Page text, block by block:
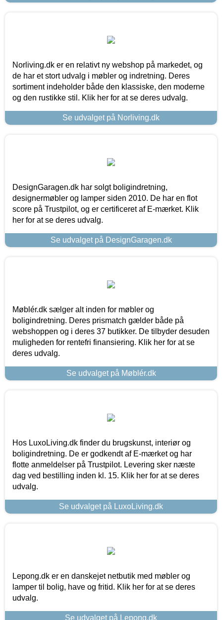
Norliving.dk er en relativt ny webshop på markedet, og
de har et stort udvalg i møbler og indretning. Deres
sortiment indeholder både den klassiske, den moderne
og den rustikke stil. Klik her for at se deres udvalg.
Se udvalget på Norliving.dk
DesignGaragen.dk har solgt boligindretning,
designermøbler og lamper siden 2010. De har en flot
score på Trustpilot, og er certificeret af E-mærket. Klik
her for at se deres udvalg.
Se udvalget på DesignGaragen.dk
Møblér.dk sælger alt inden for møbler og
boligindretning. Deres prismatch gælder både på
webshoppen og i deres 37 butikker. De tilbyder desuden
muligheden for rentefri finansiering. Klik her for at se
deres udvalg.
Se udvalget på Møblér.dk
Hos LuxoLiving.dk finder du brugskunst, interiør og
boligindretning. De er godkendt af E-mærket og har
flotte anmeldelser på Trustpilot. Levering sker næste
dag ved bestilling inden kl. 15. Klik her for at se deres
udvalg.
Se udvalget på LuxoLiving.dk
Lepong.dk er en danskejet netbutik med møbler og
lamper til bolig, have og fritid. Klik her for at se deres
udvalg.
Se udvalget på Lepong.dk